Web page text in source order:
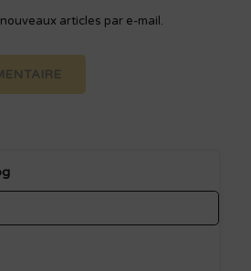
articles par e-mail.